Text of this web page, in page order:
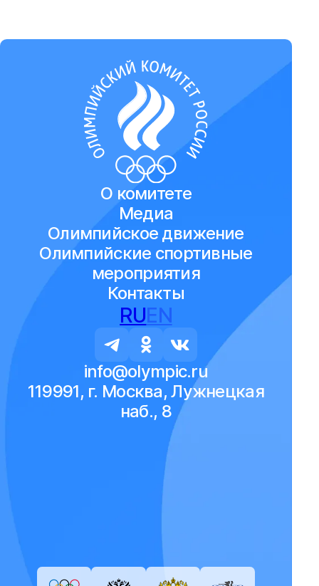
О комитете
Медиа
Олимпийское движение
Олимпийские спортивные
мероприятия
Контакты
RUEN
info@olympic.ru
119991, г. Москва, Лужнецкая
наб., 8